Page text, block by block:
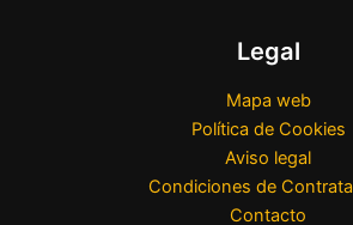
Legal
Mapa web
Política de Cookies
Aviso legal
Condiciones de
Contacto